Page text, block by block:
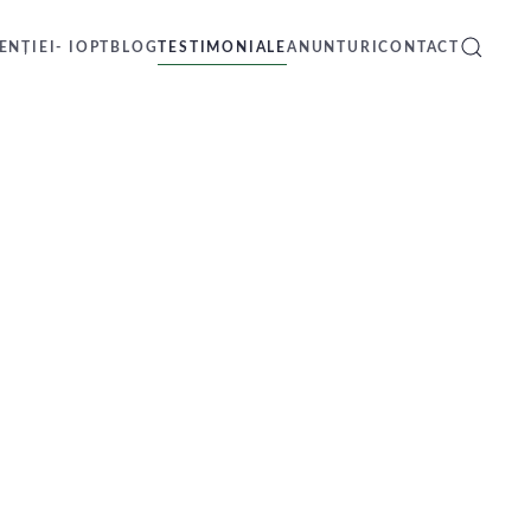
IOPT BLOGTESTIMONIALEANUNTURICONTACT